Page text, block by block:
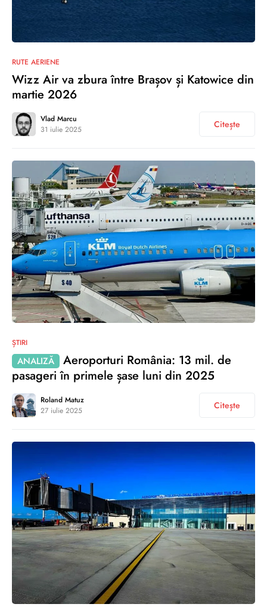
RUTE AERIENE
Wizz Air va zbura între Brașov și Katowice din
martie 2026
Vlad Marcu
31 iulie 2025
Citește
ȘTIRI
ANALIZĂ
Aeroporturi România: 13 mil. de
pasageri în primele șase luni din 2025
Roland Matuz
27 iulie 2025
Citește